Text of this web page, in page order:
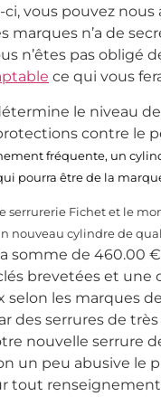
vous pouvez
marques n’a de
n’êtes pas
ce qui vous
le niveau
contre le
fréquente, un
pourra être de la
serrurerie Fichet et le
nouveau cylindre de
somme de
brevetées et
selon les marques
des serrures de
nouvelle
un peu abusive le
tout